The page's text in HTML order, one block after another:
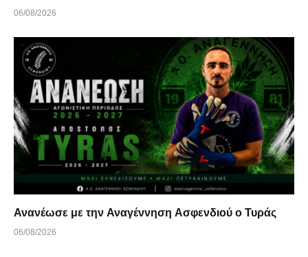
06/08/2026
Ανανέωσε με την Αναγέννηση Ασφενδιού ο Τυράς
06/08/2026